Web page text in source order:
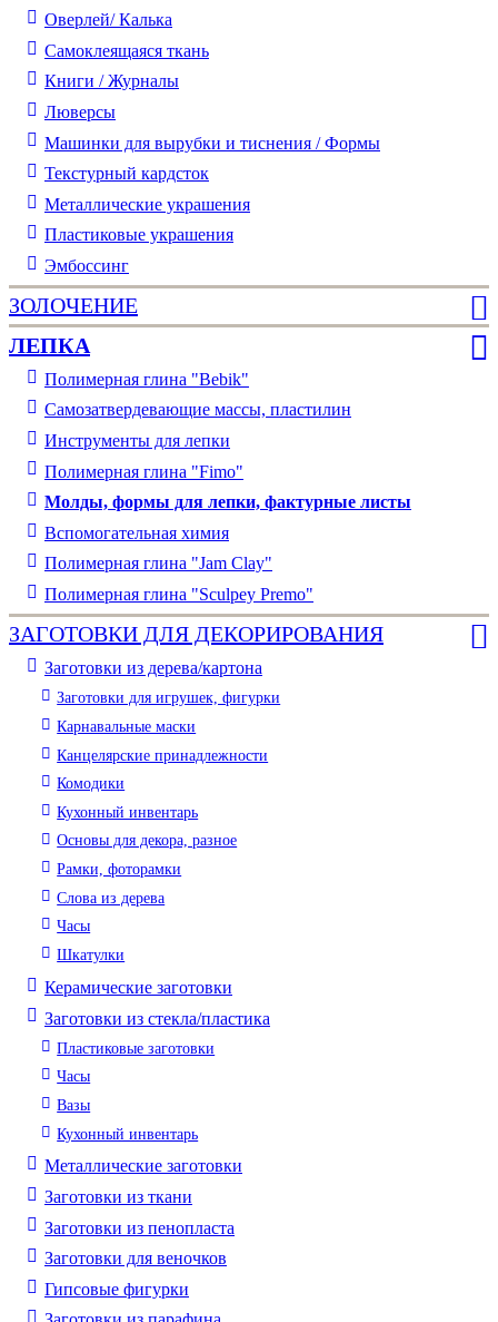
Оверлей/ Калька
Самоклеящаяся ткань
Книги / Журналы
Люверсы
Машинки для вырубки и тиснения / Формы
Текстурный кардсток
Металлические украшения
Пластиковые украшения
Эмбоссинг
ЗОЛОЧЕНИЕ
ЛЕПКА
Полимерная глина "Bebik"
Самозатвердевающие массы, пластилин
Инструменты для лепки
Полимерная глина "Fimo"
Молды, формы для лепки, фактурные листы
Вспомогательная химия
Полимерная глина "Jam Clay"
Полимерная глина "Sculpey Premo"
ЗАГОТОВКИ ДЛЯ ДЕКОРИРОВАНИЯ
Заготовки из дерева/картона
Заготовки для игрушек, фигурки
Карнавальные маски
Канцелярские принадлежности
Комодики
Кухонный инвентарь
Основы для декора, разное
Рамки, фоторамки
Слова из дерева
Часы
Шкатулки
Керамические заготовки
Заготовки из стекла/пластика
Пластиковые заготовки
Часы
Вазы
Кухонный инвентарь
Металлические заготовки
Заготовки из ткани
Заготовки из пенопласта
Заготовки для веночков
Гипсовые фигурки